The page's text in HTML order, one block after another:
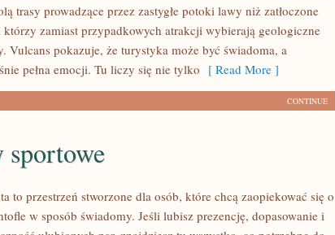
trasy prowadzące przez zastygłe potoki lawy niż zatłoczone
zamiast przypadkowych atrakcji wybierają geologiczne
Vulcans pokazuje, że turystyka może być świadoma, a
pełna emocji. Tu liczy się nie tylko [ Read More ]
CONTINUE
sportowe
to przestrzeń stworzone dla osób, które chcą zaopiekować się o
w sposób świadomy. Jeśli lubisz prezencję, dopasowanie i